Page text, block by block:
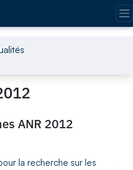
ANR 2012
la recherche sur les